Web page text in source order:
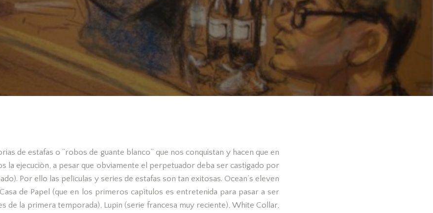
de estafas o “robos de guante blanco” que nos conquistan y hacen que en
la ejecuciòn, a pesar que obviamente el perpetuador deba ser castigado por
Por ello las pelìculas y series de estafas son tan exitosas. Ocean’s eleven
de Papel (que en los primeros capìtulos es entretenida para pasar a ser
de la primera temporada), Lupin (serie francesa muy reciente), White Collar,